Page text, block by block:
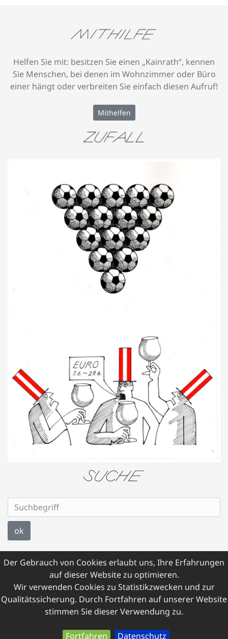
Der Gebrauch von Cookies erlaubt uns, Ihre Erfahrungen
auf dieser Website zu optimieren.
Wir verwenden Cookies zu Statistikzwecken und zur
Qualitätssicherung. Durch Fortfahren auf unserer Website
stimmen Sie dieser Verwendung zu.
Fortfahren Datenschutz
Helfen Sie mit: besitzen Sie einen „Kainrath“, kennen
Sie Menschen, bei denen im Wohnzimmer oder Büro
einer hängt oder verbreiten Sie einfach diesen Aufruf!
Mithelfen
ok
© 2026 Dietmar Kainrath
IMPRESSUM
SITEMAP DATENSCHUTZ